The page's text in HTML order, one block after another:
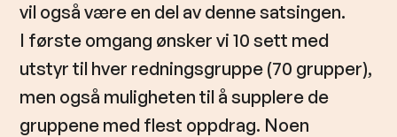
vil også være en del av denne satsingen.
I første omgang ønsker vi 10 sett med
utstyr til hver redningsgruppe (70 grupper),
men også muligheten til å supplere de
gruppene med flest oppdrag. Noen